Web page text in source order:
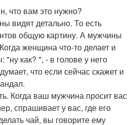
что вам это нужно?
видят детально. То есть
общую картину. А мужчины
женщина что-то делает и
как? ", - в голове у него
что если сейчас скажет и
Когда ваш мужчина просит вас
спрашивает у вас, где его
чай, вы говорите ему